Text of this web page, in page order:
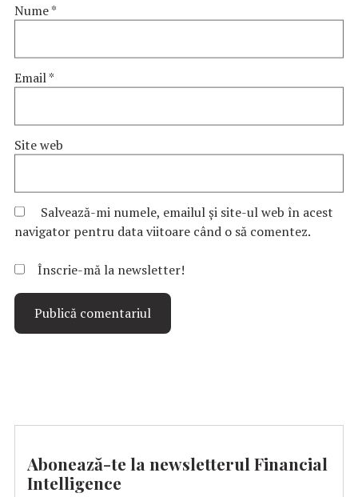
Nume*
Email*
Site web
Salvează-mi numele, emailul și site-ul web în acest
navigator pentru data viitoare când o să comentez.
Înscrie-mă la newsletter!
Abonează-te la newsletterul Financial
Intelligence